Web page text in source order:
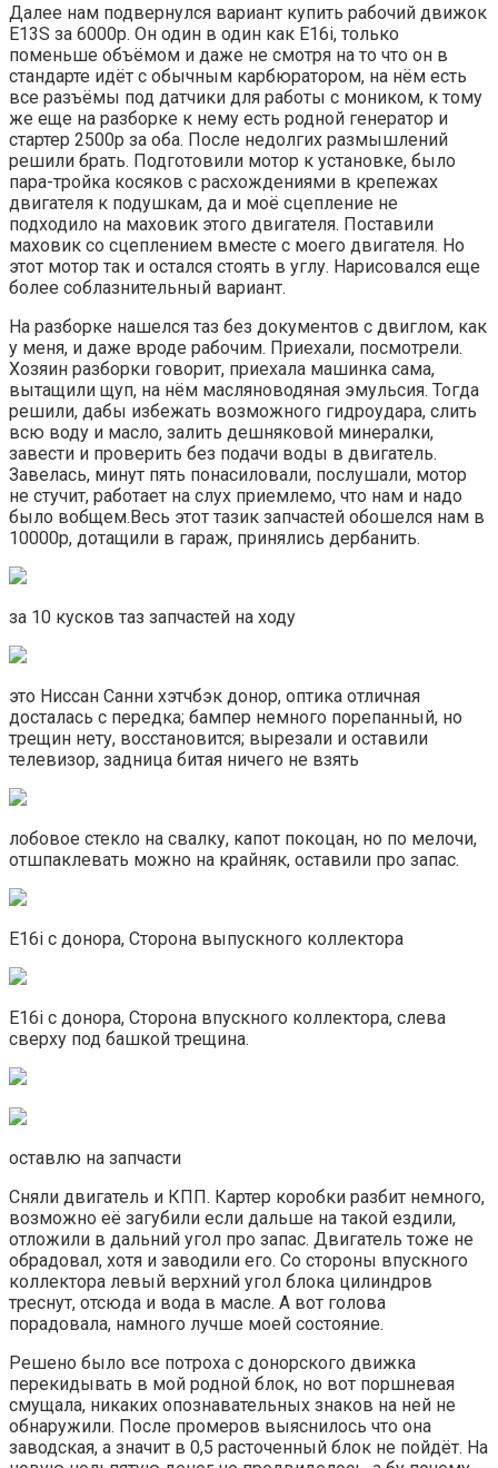
Далее нам подвернулся вариант купить рабочий движок
E13S за 6000р. Он один в один как E16i, только
поменьше объёмом и даже не смотря на то что он в
стандарте идёт с обычным карбюратором, на нём есть
все разъёмы под датчики для работы с моником, к тому
же еще на разборке к нему есть родной генератор и
стартер 2500р за оба. После недолгих размышлений
решили брать. Подготовили мотор к установке, было
пара-тройка косяков с расхождениями в крепежах
двигателя к подушкам, да и моё сцепление не
подходило на маховик этого двигателя. Поставили
маховик со сцеплением вместе с моего двигателя. Но
этот мотор так и остался стоять в углу. Нарисовался еще
более соблазнительный вариант.
На разборке нашелся таз без документов с двиглом, как
у меня, и даже вроде рабочим. Приехали, посмотрели.
Хозяин разборки говорит, приехала машинка сама,
вытащили щуп, на нём масляноводяная эмульсия. Тогда
решили, дабы избежать возможного гидроудара, слить
всю воду и масло, залить дешняковой минералки,
завести и проверить без подачи воды в двигатель.
Завелась, минут пять понасиловали, послушали, мотор
не стучит, работает на слух приемлемо, что нам и надо
было вобщем.Весь этот тазик запчастей обошелся нам в
10000р, дотащили в гараж, принялись дербанить.
за 10 кусков таз запчастей на ходу
это Ниссан Санни хэтчбэк донор, оптика отличная
досталась с передка; бампер немного порепанный, но
трещин нету, восстановится; вырезали и оставили
телевизор, задница битая ничего не взять
лобовое стекло на свалку, капот покоцан, но по мелочи,
отшпаклевать можно на крайняк, оставили про запас.
E16i с донора, Сторона выпускного коллектора
E16i с донора, Сторона впускного коллектора, слева
сверху под башкой трещина.
оставлю на запчасти
Сняли двигатель и КПП. Картер коробки разбит немного,
возможно её загубили если дальше на такой ездили,
отложили в дальний угол про запас. Двигатель тоже не
обрадовал, хотя и заводили его. Со стороны впускного
коллектора левый верхний угол блока цилиндров
треснут, отсюда и вода в масле. А вот голова
порадовала, намного лучше моей состояние.
Решено было все потроха с донорского движка
перекидывать в мой родной блок, но вот поршневая
смущала, никаких опознавательных знаков на ней не
обнаружили. После промеров выяснилось что она
заводская, а значит в 0,5 расточенный блок не пойдёт. На